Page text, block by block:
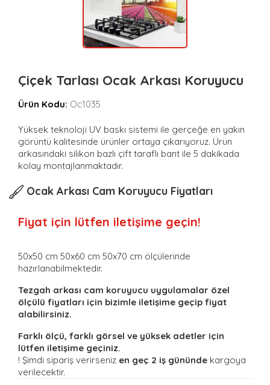
Çiçek Tarlası Ocak Arkası Koruyucu
Ürün Kodu: Oc1035
Yüksek teknoloji UV baskı sistemi ile gerçeğe en yakın
görüntü kalitesinde ürünler ortaya çıkarıyoruz. Ürün
arkasındaki silikon bazlı çift taraflı bant ile 5 dakikada
kolay montajlanmaktadır.
Ocak Arkası Cam Koruyucu Fiyatları
Fiyat için lütfen iletişime geçin!
50x50 cm 50x60 cm 50x70 cm ölçülerinde
hazırlanabilmektedir.
Tezgah arkası cam koruyucu uygulamalar özel
ölçülü fiyatları için bizimle iletişime geçip fiyat
alabilirsiniz.
Farklı ölçü, farklı görsel ve yüksek adetler için
lütfen iletişime geçiniz.
! Şimdi sipariş verirseniz en geç 2 iş gününde kargoya
verilecektir.